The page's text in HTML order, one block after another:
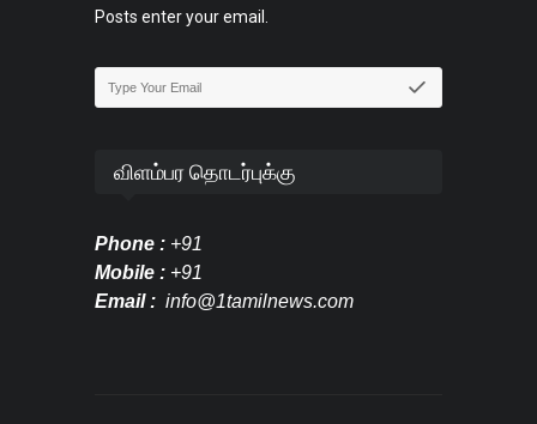
Posts enter your email.
விளம்பர தொடர்புக்கு
Phone : +91
Mobile : +91
Email : info@1tamilnews.com